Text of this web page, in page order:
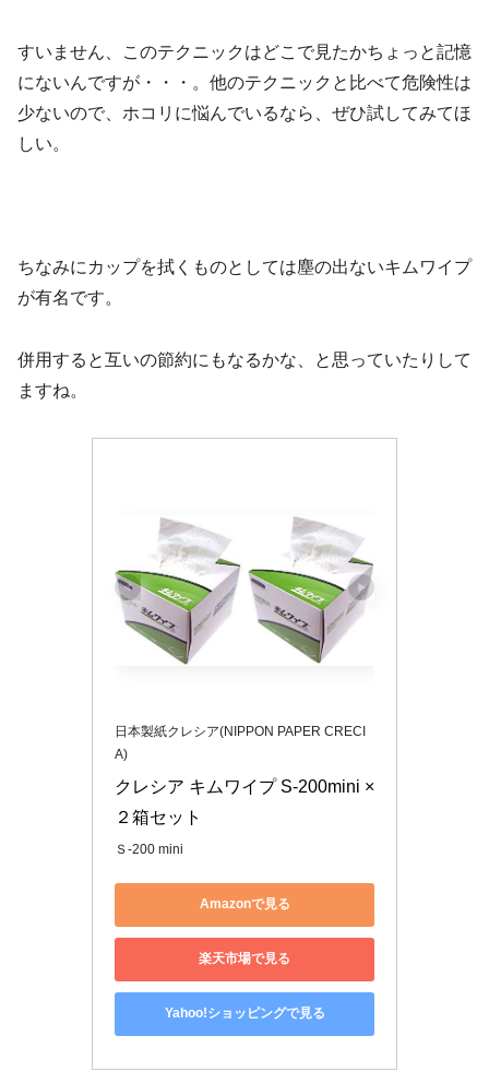
すいません、このテクニックはどこで見たかちょっと記憶
にないんですが・・・。他のテクニックと比べて危険性は
少ないので、ホコリに悩んでいるなら、ぜひ試してみてほ
しい。
ちなみにカップを拭くものとしては塵の出ないキムワイプ
が有名です。
併用すると互いの節約にもなるかな、と思っていたりして
ますね。
日本製紙クレシア(NIPPON PAPER CRECI
A)
クレシア キムワイプ S-200mini ×
２箱セット
Ｓ-200 mini
Amazonで見る
楽天市場で見る
Yahoo!ショッピングで見る